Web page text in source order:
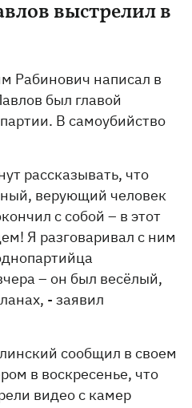
выстрелил в
Рабинович написал в
был главой
В самоубийство
рассказывать, что
верующий человек
с собой – в этот
Я разговаривал с ним
– он был весёлый,
- заявил
сообщил в своем
в воскресенье, что
видео с камер